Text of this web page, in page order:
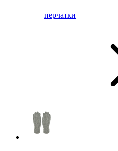
перчатки